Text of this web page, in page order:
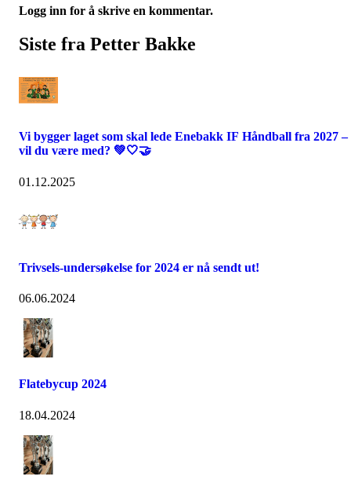
Logg inn for å skrive en kommentar.
Siste fra Petter Bakke
Vi bygger laget som skal lede Enebakk IF Håndball fra 2027 –
vil du være med? 💚🤍🤝
01.12.2025
Trivsels-undersøkelse for 2024 er nå sendt ut!
06.06.2024
Flatebycup 2024
18.04.2024